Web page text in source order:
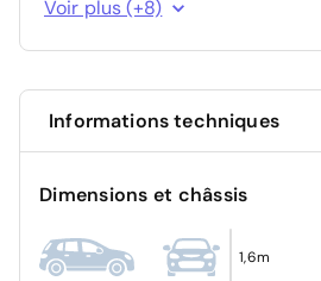
lecture des panneaux
Feux AR Full-Led
Système d'ouverture sans clé
Capteur de pression des pneus
Alerte de collision AV
Détection de fatigue du
Essuie-glaces automatiques
Voir plus (+8)
Informations techniques
Dimensions et châssis
1,6m